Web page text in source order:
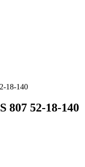
18-140
807 52-18-140